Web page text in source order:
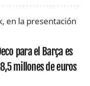
para el Barça es
millones de euros